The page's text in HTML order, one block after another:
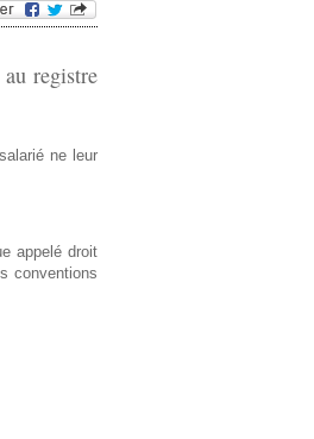
registre
ne leur
appelé droit
conventions